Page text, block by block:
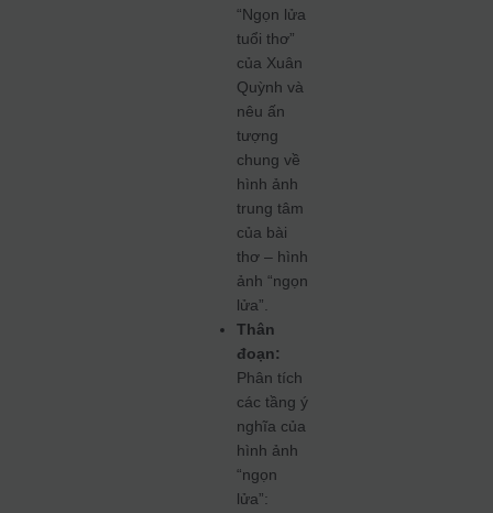
“Ngọn lửa
tuổi thơ”
của Xuân
Quỳnh và
nêu ấn
tượng
chung về
hình ảnh
trung tâm
của bài
thơ – hình
ảnh “ngọn
lửa”.
Thân
đoạn:
Phân tích
các tầng ý
nghĩa của
hình ảnh
“ngọn
lửa”: